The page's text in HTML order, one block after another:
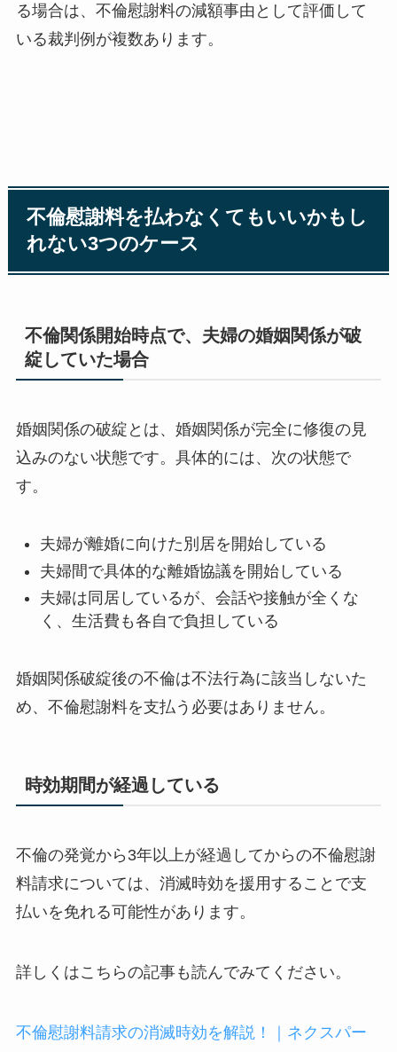
る場合は、不倫慰謝料の減額事由として評価して
いる裁判例が複数あります。
不倫慰謝料を払わなくてもいいかもし
れない3つのケース
不倫関係開始時点で、夫婦の婚姻関係が破
綻していた場合
婚姻関係の破綻とは、婚姻関係が完全に修復の見
込みのない状態です。具体的には、次の状態で
す。
夫婦が離婚に向けた別居を開始している
夫婦間で具体的な離婚協議を開始している
夫婦は同居しているが、会話や接触が全くな
く、生活費も各自で負担している
婚姻関係破綻後の不倫は不法行為に該当しないた
め、不倫慰謝料を支払う必要はありません。
時効期間が経過している
不倫の発覚から3年以上が経過してからの不倫慰謝
料請求については、消滅時効を援用することで支
払いを免れる可能性があります。
詳しくはこちらの記事も読んでみてください。
不倫慰謝料請求の消滅時効を解説！｜ネクスパー